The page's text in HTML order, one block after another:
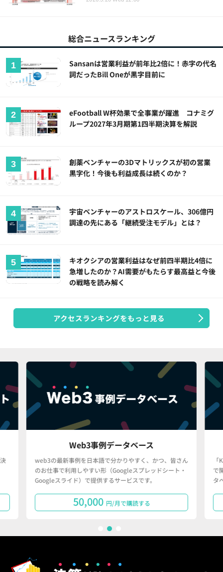
総合ニュースランキング
Sansanは営業利益が前年比2倍に！赤字の代名
詞だったBill Oneが黒字目前に
eFootball W杯効果で全事業が躍進 コナミグ
ループ2027年3月期第1四半期決算を解説
創薬ベンチャーの3Dマトリックスが初の営業
黒字化！今後も利益成長は続くのか？
宇宙ベンチャーのアストロスケール、306億円
調達の先にある「継続受注モデル」とは？
キオクシアの営業利益はなぜ前四半期比4倍に
急増したのか？AI需要がもたらす最高益と今後
の戦略を読み解く
アクセスランキングをもっと見る
Web3事例データベース
web3の最新事例を日本語で分かりやすく、かつ、皆さん
のお仕事で利用しやすい形（Googleスプレッドシート・
Googleスライド）で提供するサービスです。
50,000 円/月で購読する
で
タ